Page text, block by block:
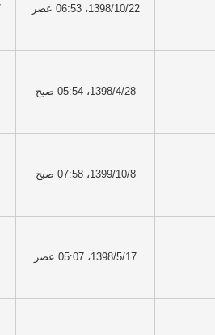
1398/10/22، 06:53 عصر
1398/4/28، 05:54 صبح
1399/10/8، 07:58 صبح
1398/5/17، 05:07 عصر